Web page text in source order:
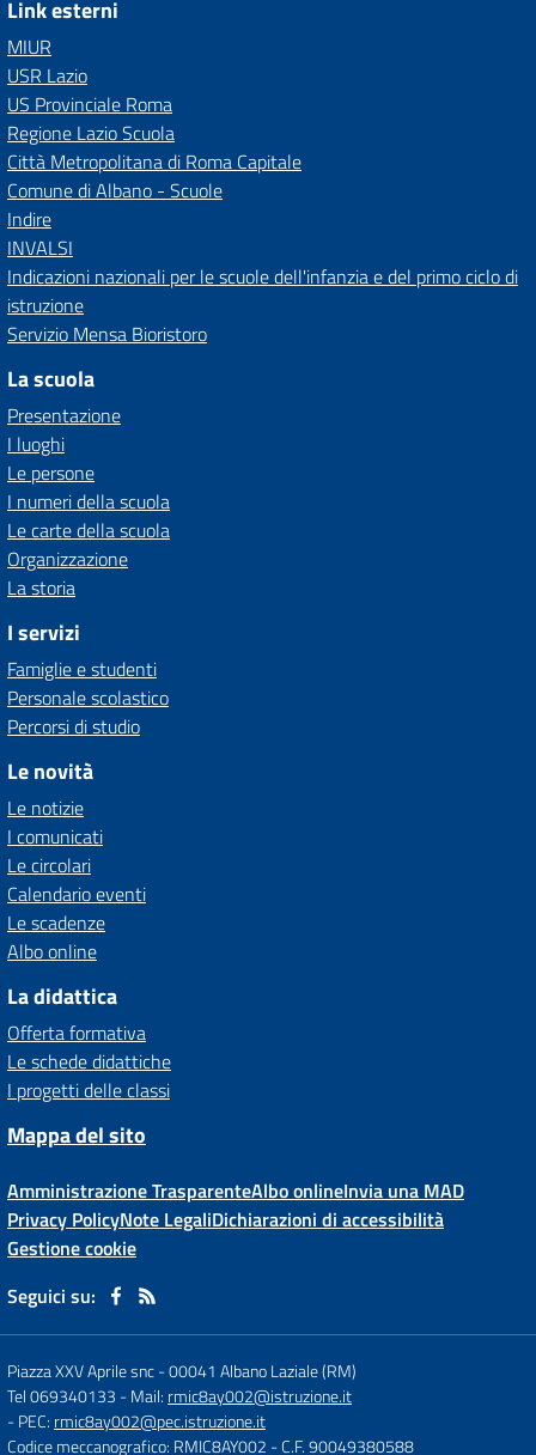
Link esterni
MIUR
USR Lazio
US Provinciale Roma
Regione Lazio Scuola
Città Metropolitana di Roma Capitale
Comune di Albano - Scuole
Indire
INVALSI
Indicazioni nazionali per le scuole dell'infanzia e del primo ciclo di
istruzione
Servizio Mensa Bioristoro
La scuola
Presentazione
I luoghi
Le persone
I numeri della scuola
Le carte della scuola
Organizzazione
La storia
I servizi
Famiglie e studenti
Personale scolastico
Percorsi di studio
Le novità
Le notizie
I comunicati
Le circolari
Calendario eventi
Le scadenze
Albo online
La didattica
Offerta formativa
Le schede didattiche
I progetti delle classi
Mappa del sito
Amministrazione TrasparenteAlbo onlineInvia una MAD
Privacy PolicyNote LegaliDichiarazioni di accessibilità
Gestione cookie
Seguici su:
Piazza XXV Aprile snc-00041 Albano Laziale (RM)
Tel 069340133 - Mail: rmic8ay002@istruzione.it
- PEC: rmic8ay002@pec.istruzione.it
Codice meccanografico: RMIC8AY002 - C.F. 90049380588